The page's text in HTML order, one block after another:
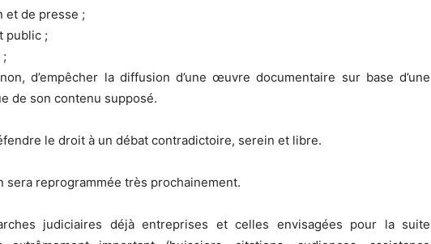
et de presse ;
public ;
d’empêcher la diffusion d’une œuvre documentaire sur base d’une
de son contenu supposé.
le droit à un débat contradictoire, serein et libre.
sera reprogrammée très prochainement.
judiciaires déjà entreprises et celles envisagées pour la suite